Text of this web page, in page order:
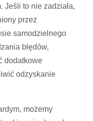
Jeśli to nie zadziała,
przez
samodzielnego
błędów,
dodatkowe
odzyskanie
możemy